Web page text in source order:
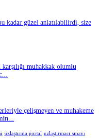
kadar güzel anlatılabilirdi, size
muhakkak olumlu
çelişmeyen ve muhakeme
uzlaştırma portal uzlaştırmacı sınavı